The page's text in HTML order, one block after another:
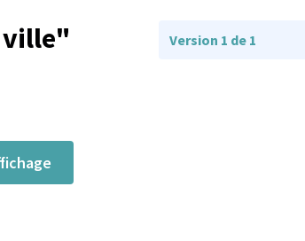
ville" Version 1 de 1